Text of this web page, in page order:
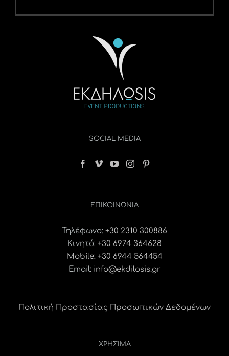
SOCIAL MEDIA
ΕΠΙΚΟΙΝΩΝΊΑ
Τηλέφωνο: +30 2310 300886
Κινητό: +30 6974 364628
Mobile: +30 6944 564454
Email: info@ekdilosis.gr
Πολιτική Προστασίας Προσωπικών Δεδομένων
ΧΡΗΣΙΜΑ